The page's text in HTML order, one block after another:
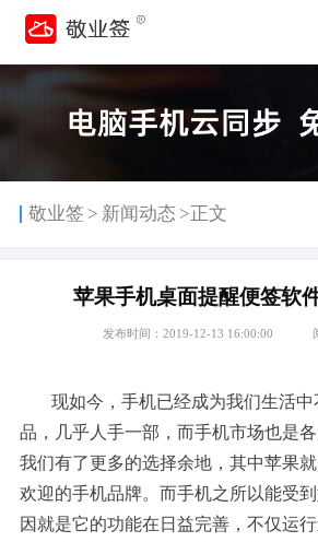
敬业签 > 新闻动态 >正文
苹果手机桌面提醒便签软
发布时间：2019-12-13 16:00:00
现如今，手机已经成为我们生活
品，几乎人手一部，而手机市场也是
我们有了更多的选择余地，其中苹果
欢迎的手机品牌。而手机之所以能受
因就是它的功能在日益完善，不仅运